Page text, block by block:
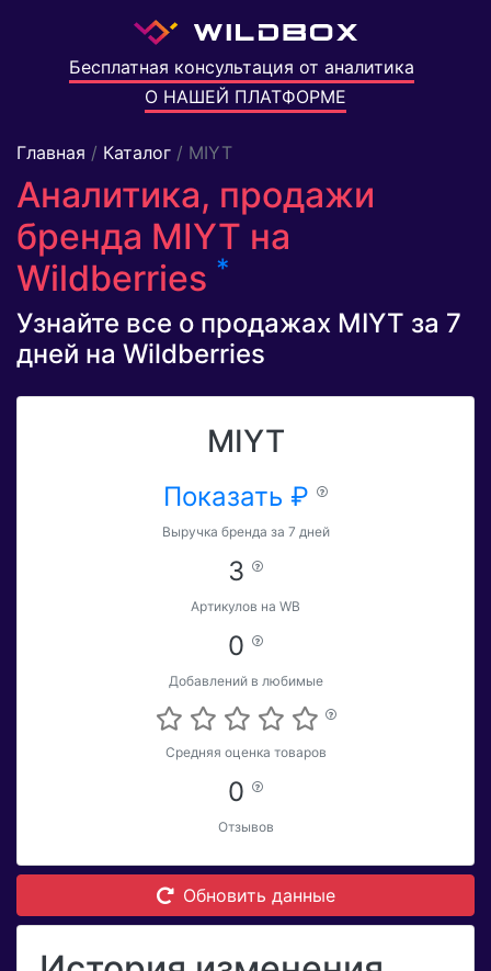
Бесплатная консультация от аналитика
О НАШЕЙ ПЛАТФОРМЕ
Главная / Каталог / MIYT
Аналитика, продажи
бренда MIYT на
Wildberries *
Узнайте все о продажах MIYT за 7
дней на Wildberries
MIYT
Показать ₽
Выручка бренда за 7 дней
3
Артикулов на WB
0
Добавлений в любимые
Средняя оценка товаров
0
Отзывов
Обновить данные